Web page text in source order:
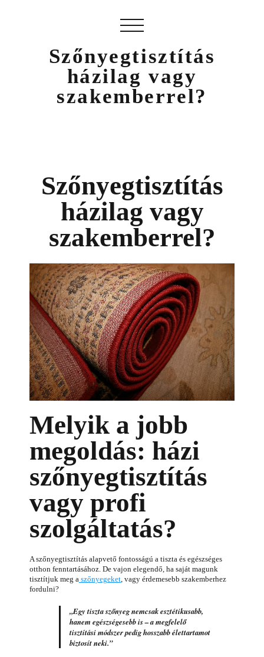
Szőnyegtisztítás
házilag vagy
szakemberrel?
Szőnyegtisztítás
házilag vagy
szakemberrel?
Melyik a jobb
megoldás: házi
szőnyegtisztítás
vagy profi
szolgáltatás?
A szőnyegtisztítás alapvető fontosságú a tiszta és egészséges
otthon fenntartásához. De vajon elegendő, ha saját magunk
tisztítjuk meg a szőnyegeket, vagy érdemesebb szakemberhez
fordulni?
„Egy tiszta szőnyeg nemcsak esztétikusabb,
hanem egészségesebb is – a megfelelő
tisztítási módszer pedig hosszabb élettartamot
biztosít neki.”